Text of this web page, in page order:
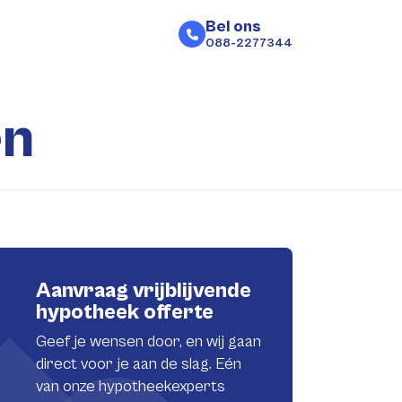
Bel ons
088-2277344
Aanvraag vrijblijvende
hypotheek offerte
Geef je wensen door, en wij gaan
direct voor je aan de slag. Eén
van onze hypotheekexperts